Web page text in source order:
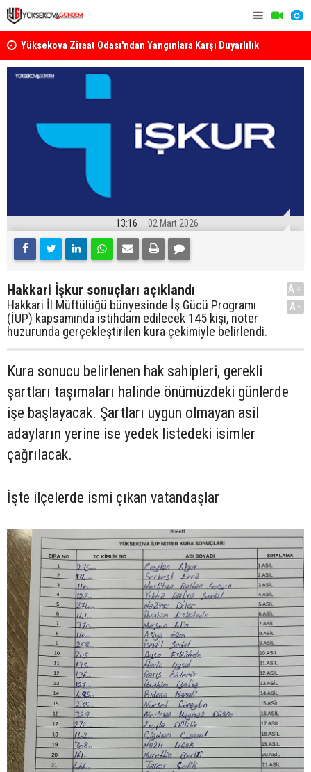
Yüksekova Ziraat Odası'ndan Yangınlara Karşı Duyarlılık
Çağrısı
13:16 02 Mart 2026
Hakkari İşkur sonuçları açıklandı
Hakkari İl Müftülüğü bünyesinde İş Gücü Programı
(İUP) kapsamında istihdam edilecek 145 kişi, noter
huzurunda gerçekleştirilen kura çekimiyle belirlendi.
A+
A-
Kura sonucu belirlenen hak sahipleri, gerekli
şartları taşımaları halinde önümüzdeki günlerde
işe başlayacak. Şartları uygun olmayan asil
adayların yerine ise yedek listedeki isimler
çağrılacak.
İşte ilçelerde ismi çıkan vatandaşlar